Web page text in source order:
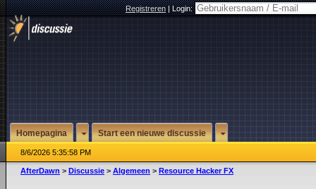
Registreren|Login:
Homepagina Start een nieuwe discussie
8/6/2026 5:35:58 PM
AfterDawn > Discussie > Algemeen > Resource Hacker FX